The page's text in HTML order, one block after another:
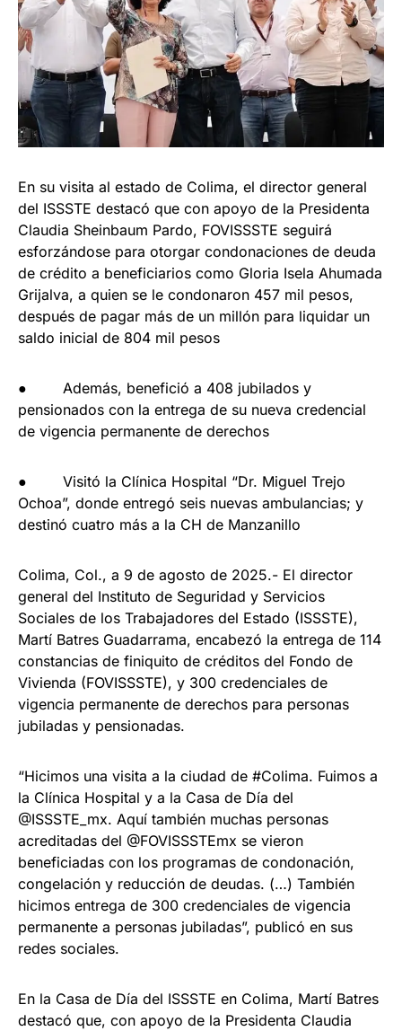
En su visita al estado de Colima, el director general
del ISSSTE destacó que con apoyo de la Presidenta
Claudia Sheinbaum Pardo, FOVISSSTE seguirá
esforzándose para otorgar condonaciones de deuda
de crédito a beneficiarios como Gloria Isela Ahumada
Grijalva, a quien se le condonaron 457 mil pesos,
después de pagar más de un millón para liquidar un
saldo inicial de 804 mil pesos
● Además, benefició a 408 jubilados y
pensionados con la entrega de su nueva credencial
de vigencia permanente de derechos
● Visitó la Clínica Hospital “Dr. Miguel Trejo
Ochoa”, donde entregó seis nuevas ambulancias; y
destinó cuatro más a la CH de Manzanillo
Colima, Col., a 9 de agosto de 2025.- El director
general del Instituto de Seguridad y Servicios
Sociales de los Trabajadores del Estado (ISSSTE),
Martí Batres Guadarrama, encabezó la entrega de 114
constancias de finiquito de créditos del Fondo de
Vivienda (FOVISSSTE), y 300 credenciales de
vigencia permanente de derechos para personas
jubiladas y pensionadas.
“Hicimos una visita a la ciudad de #Colima. Fuimos a
la Clínica Hospital y a la Casa de Día del
@ISSSTE_mx. Aquí también muchas personas
acreditadas del @FOVISSSTEmx se vieron
beneficiadas con los programas de condonación,
congelación y reducción de deudas. (…) También
hicimos entrega de 300 credenciales de vigencia
permanente a personas jubiladas”, publicó en sus
redes sociales.
En la Casa de Día del ISSSTE en Colima, Martí Batres
destacó que, con apoyo de la Presidenta Claudia